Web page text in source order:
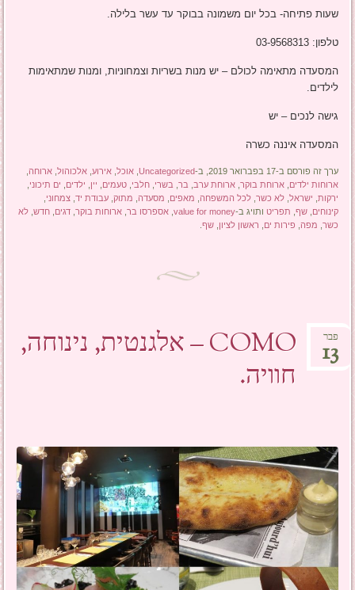
שעות פתיחה- בכל יום משמונה בבוקר עד עשר בלילה.
טלפון: 03-9568313
המסעדה מתאימה לכולם – יש מנות בשריות וצמחוניות, ומנות שמתאימות
לילדים.
גישה לנכים – יש
המסעדה איננה כשרה
ערך זה פורסם ב-17 בפברואר 2019, ב- Uncategorized
,אוכל ,אירוע ,אלכוהול ,ארוחה
ארוחות ילדים ,ארוחת בוקר ,ארוחת ערב בר בשרי ,חלבי ,טעמים יין ילדים ים תיכוני
ירקות ישראל ,לא כשר ,לכל המשפחה מאפים מסעדה מתוק ,עבודת יד ,צמחוני
קינוחים ,שף תפריט ותויג ב-value for money
,אספרסו בר ,ארוחות בוקר ,דגים ,חדש ,לא
כשר מפה פירות ים ראשון לציון ,שף
COMO – אלגנטית, נינוחה,
חוויה.
פבר
13